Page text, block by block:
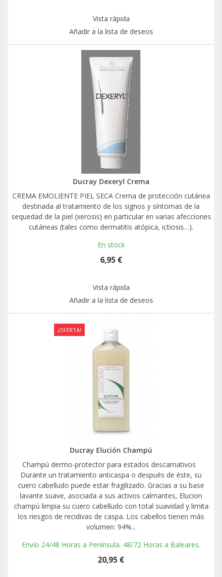
Vista rápida
Añadir a la lista de deseos
Ducray Dexeryl Crema
CREMA EMOLIENTE PIEL SECA Crema de protección cutánea
destinada al tratamiento de los signos y síntomas de la
sequedad de la piel (xerosis) en particular en varias afecciones
cutáneas (tales como dermatitis atópica, ictiosis…).
En stock
6,95 €
Vista rápida
Añadir a la lista de deseos
¡OFERTA!
Ducray Elución Champú
Champú dermo-protector para estados descamativos
Durante un tratamiento anticaspa o después de éste, su
cuero cabelludo puede estar fragilizado. Gracias a su base
lavante suave, asociada a sus activos calmantes, Elucion
champú limpia su cuero cabelludo con total suavidad y limita
los riesgos de recidivas de caspa. Los cabellos tienen más
volumen: 94%...
Envío 24/48 Horas a Península. 48/72 Horas a Baleares.
20,95 €